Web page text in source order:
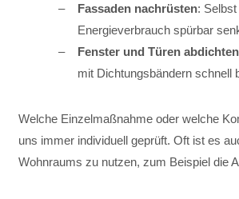
Fassaden nachrüsten:
Energieverbrauch spürbar
Fenster und Türen abdichten
mit Dichtungsbändern schnell
Welche Einzelmaßnahme oder welche
uns immer individuell geprüft. Oft ist es
Wohnraums zu nutzen, zum Beispiel die